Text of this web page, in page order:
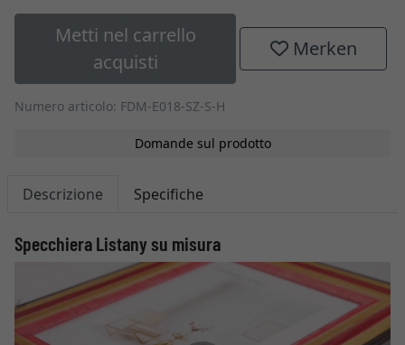
Metti nel carrello
acquisti
Merken
Numero articolo: FDM-E018-SZ-S-H
Domande sul prodotto
Descrizione Specifiche
Specchiera Listany su misura